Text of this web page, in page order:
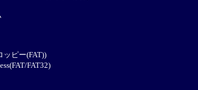
ピー(FAT))
FAT32)